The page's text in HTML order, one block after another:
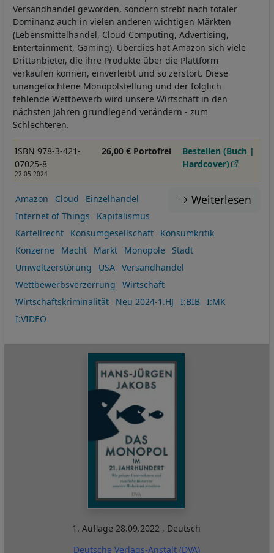
Versandhandel geworden, sondern strebt nach totaler
Dominanz auch in vielen anderen wichtigen Märkten
(Lebensmittelhandel, Cloud Computing, Advertising,
Entertainment, Gaming). Überdies hat Amazon sich viele
Drittanbieter, die ihre Produkte über die Plattform
verkaufen können, einverleibt und so zerstört. Diese
unangefochtene Monopolstellung und der folglich
fehlende Wettbewerb wird unsere Wirtschaft in den
nächsten Jahren grundlegend verändern - zum
Schlechteren.
ISBN 978-3-421-
07025-8
22.05.2024
26,00 € Portofrei
Bestellen (Buch |
Hardcover)
Weiterlesen
Amazon Cloud
Einzelhandel
Internet of Things
Kapitalismus
Kartellrecht
Konsumgesellschaft
Konsumkritik
Konzerne
Macht Markt Monopole
Stadt
Umweltzerstörung
USA
Versandhandel
Wettbewerbsverzerrung
Wirtschaft
Wirtschaftskriminalität
Neu 2024-1.HJ I:BIB
I:MK
I:VIDEO
1. Auflage28.09.2022 , Deutsch
Deutsche Verlags-Anstalt (DVA)